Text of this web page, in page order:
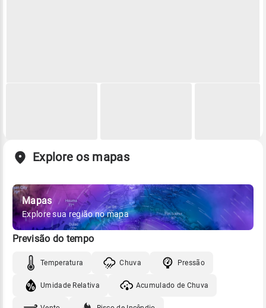
Explore os mapas
Mapas
Explore sua região no mapa
Previsão do tempo
Temperatura Chuva Pressão
Umidade Relativa Acumulado de Chuva